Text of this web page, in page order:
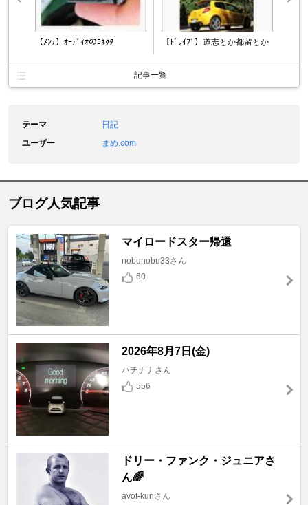
【ﾒﾝﾃ】ｵｰﾃﾞｨｵのｺﾈｸﾀ 【ﾄﾞﾗｲﾌﾞ】道志とか都留とか
記事一覧
テーマ
日記
ユーザー
まめ.com
ブログ人気記事
マイロードスター帰還
nobunobu33さん
60
2026年8月7日(金)
ハチナナさん
556
ドリー・ファンク・ジュニアさ
ん🌈
avot-kunさん